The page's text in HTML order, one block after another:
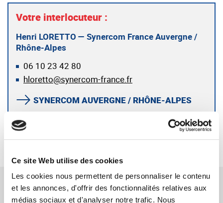
Ce site Web utilise des cookies
Les cookies nous permettent de personnaliser le contenu
et les annonces, d'offrir des fonctionnalités relatives aux
médias sociaux et d'analyser notre trafic. Nous
Votre interlocuteur :
Henri LORETTO — Synercom France Auvergne /
Rhône-Alpes
06 10 23 42 80
hloretto@synercom-france.fr
SYNERCOM AUVERGNE / RHÔNE-ALPES
RETOUR
RÉFÉRENCES CONNEXES